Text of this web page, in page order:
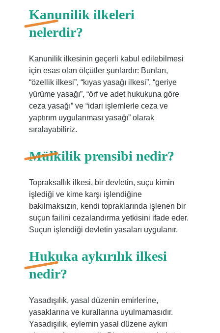
Kanunilik ilkeleri
nelerdir?
Kanunilik ilkesinin geçerli kabul edilebilmesi
için esas olan ölçütler şunlardır: Bunları,
“özellik ilkesi”, “kıyas yasağı ilkesi”, “geriye
yürüme yasağı”, “örf ve adet hukukuna göre
ceza yasağı” ve “idari işlemlerle ceza ve
yaptırım uygulanması yasağı” olarak
sıralayabiliriz.
Mülkilik prensibi nedir?
Topraksallık ilkesi, bir devletin, suçu kimin
işlediği ve kime karşı işlendiğine
bakılmaksızın, kendi topraklarında işlenen bir
suçun failini cezalandırma yetkisini ifade eder.
Suçun işlendiği devletin yasaları uygulanır.
Hukuka aykırılık ilkesi
nedir?
Yasadışılık, yasal düzenin emirlerine,
yasaklarına ve kurallarına uyulmamasıdır.
Yasadışılık, eylemin yasal düzene aykırı